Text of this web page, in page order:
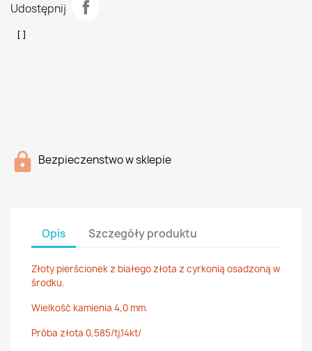
Udostępnij
Bezpieczenstwo w sklepie
Opis Szczegóły produktu
Złoty pierścionek z białego złota z cyrkonią osadzoną w
środku.
Wielkość kamienia 4,0 mm.
Próba złota 0,585/tj.14kt/